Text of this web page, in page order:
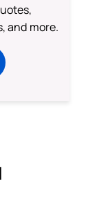
and more.